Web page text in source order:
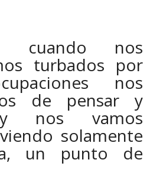
cuando nos
turbados por
nos
de pensar y
nos vamos
solamente
un punto de